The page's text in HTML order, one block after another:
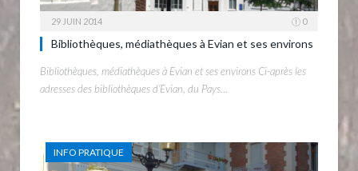
29 JUIN 2014 0
Bibliothèques, médiathèques à Evian et ses environs
Bibliothèques, médiathèques à Evian et ses environs Ci-après les
adresses des bibliothèques d’Evian, du Pays…
INFO PRATIQUE